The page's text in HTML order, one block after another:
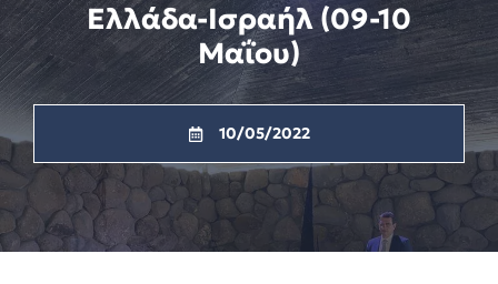
Ελλάδα-Ισραήλ (09-10
Mαΐου)
10/05/2022